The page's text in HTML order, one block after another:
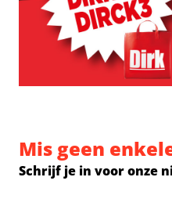
Mis geen
Schrijf je in voor onze